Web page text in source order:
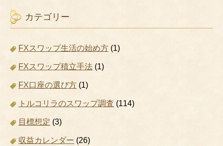
カテゴリー
FXスワップ生活の始め方 (1)
FXスワップ積立手法 (1)
FX口座の選び方 (1)
トルコリラのスワップ調査 (114)
目標想定 (3)
収益カレンダー (26)